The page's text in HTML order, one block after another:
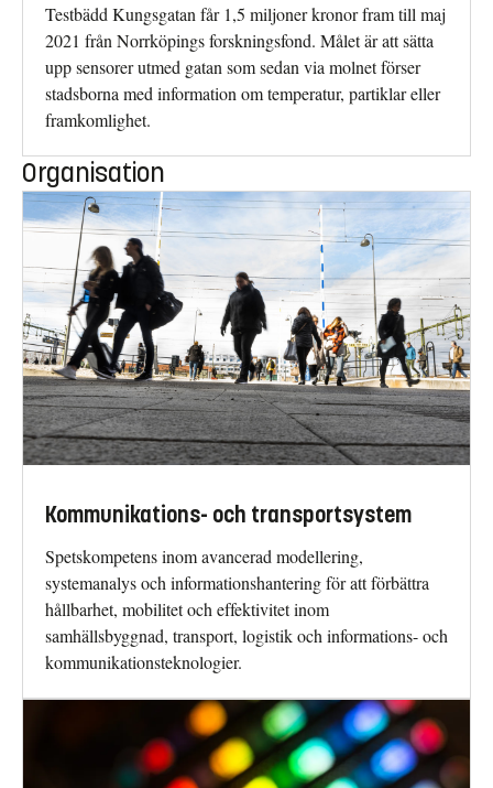
Testbädd Kungsgatan får 1,5 miljoner kronor fram till maj
2021 från Norrköpings forskningsfond. Målet är att sätta
upp sensorer utmed gatan som sedan via molnet förser
stadsborna med information om temperatur, partiklar eller
framkomlighet.
Organisation
Kommunikations- och transportsystem
Spetskompetens inom avancerad modellering,
systemanalys och informationshantering för att förbättra
hållbarhet, mobilitet och effektivitet inom
samhällsbyggnad, transport, logistik och informations- och
kommunikationsteknologier.